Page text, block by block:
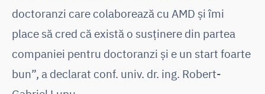
doctoranzi care colaborează cu AMD și îmi
place să cred că există o susținere din partea
companiei pentru doctoranzi și e un start foarte
bun”, a declarat conf. univ. dr. ing. Robert-